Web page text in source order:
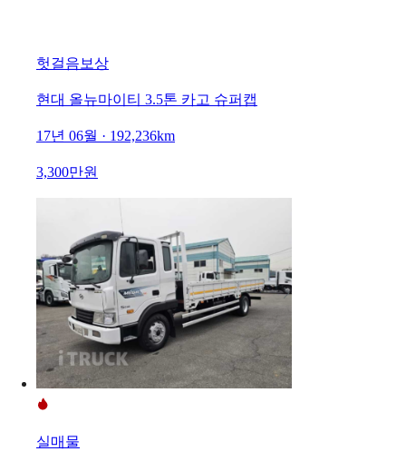
헛걸음보상
현대 올뉴마이티 3.5톤 카고 슈퍼캡
17년 06월 · 192,236km
3,300만원
실매물